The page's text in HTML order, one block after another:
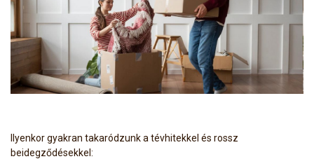
Ilyenkor gyakran takaródzunk a tévhitekkel és rossz
beidegződésekkel: